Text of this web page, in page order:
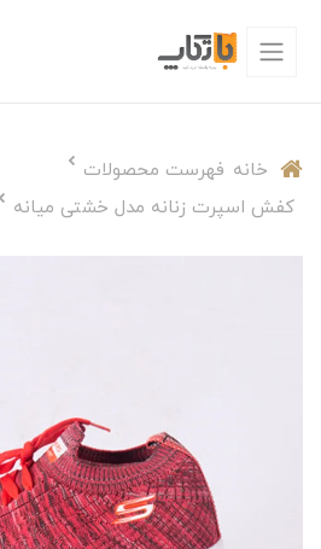
خانه فهرست محصولات
کفش اسپرت زنانه مدل خشتی میانه